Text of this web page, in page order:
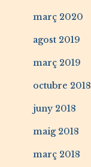
març 2020
agost 2019
març 2019
octubre 2018
juny 2018
maig 2018
març 2018